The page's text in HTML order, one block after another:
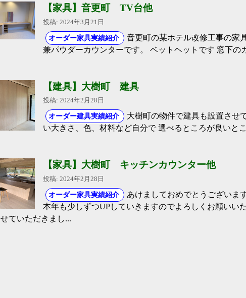
【家具】音更町 TV台他
投稿: 2024年3月21日
オーダー家具実績紹介
音更町の某ホテル改修工事の家
兼パウダーカウンターです。 ベットヘットです 窓下の
【建具】大樹町 建具
投稿: 2024年2月28日
オーダー建具実績紹介
大樹町の物件で建具も設置させ
い大きさ、色、材料など自分で 選べるところが良いと
【家具】大樹町 キッチンカウンター他
投稿: 2024年2月28日
オーダー家具実績紹介
あけましておめでとうございま
本年も少しずつUPしていきますのでよろしくお願いい
ていただきまし...